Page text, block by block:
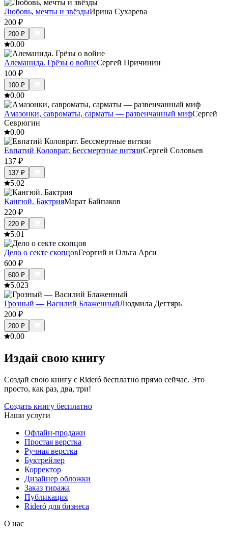
Любовь, мечты и звёздыИрина Сухарева
200 ₽
200 ₽
0.00
Алеманида. Грёзы о войнеСергей Причинин
100 ₽
100 ₽
0.00
Амазонки, савроматы, сарматы — развенчанный мифСергей
Севрюгин
0.00
Евпатий Коловрат. Бессмертные витязиСергей Соловьев
137 ₽
137 ₽
5.02
Кангюй. БактрияМарат Байпаков
220 ₽
220 ₽
5.01
Дело о секте скопцовГеоргий и Ольга Арси
600 ₽
600 ₽
5.023
Грозный — Василий БлаженныйЛюдмила Дегтярь
200 ₽
200 ₽
0.00
Издай свою книгу
Создай свою книгу с Rideró бесплатно прямо сейчас. Это
просто, как раз, два, три!
Создать книгу бесплатно
Наши услуги
Офлайн-продажи
Простая верстка
Ручная верстка
Буктрейлер
Корректор
Дизайнер обложки
Заказ тиража
Публикация
Rideró для бизнеса
О нас